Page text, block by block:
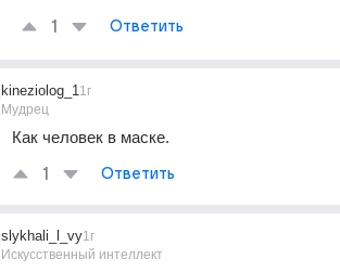
1 Ответить
kineziolog_1
Мудрец
1г
Как человек в маске.
1 Ответить
slykhali_l_vy
Искусственный интеллект
1г